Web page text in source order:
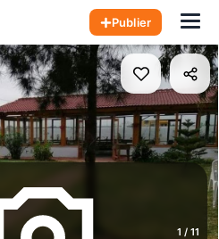
Publier
1 / 11